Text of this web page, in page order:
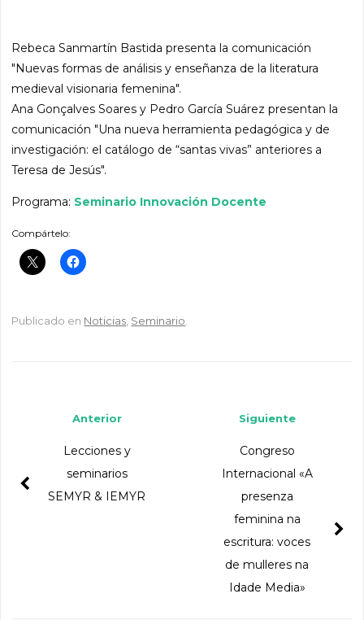
Rebeca Sanmartín Bastida presenta la comunicación
"Nuevas formas de análisis y enseñanza de la literatura
medieval visionaria femenina".
Ana Gonçalves Soares y Pedro García Suárez presentan la
comunicación "Una nueva herramienta pedagógica y de
investigación: el catálogo de “santas vivas” anteriores a
Teresa de Jesús".
Programa: Seminario Innovación Docente
Compártelo:
Publicado en Noticias, Seminario.
Siguiente
Congreso
Internacional «A
presenza
feminina na
escritura: voces
de mulleres na
Idade Media»
Anterior
Lecciones y
seminarios
SEMYR & IEMYR